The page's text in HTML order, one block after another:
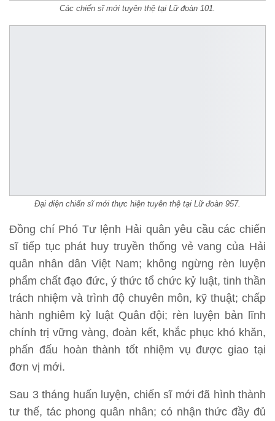
Các chiến sĩ mới tuyên thệ tại Lữ đoàn 101.
Đại diện chiến sĩ mới thực hiện tuyên thệ tại Lữ đoàn 957.
Đồng chí Phó Tư lệnh Hải quân yêu cầu các chiến
sĩ tiếp tục phát huy truyền thống vẻ vang của Hải
quân nhân dân Việt Nam; không ngừng rèn luyện
phẩm chất đạo đức, ý thức tổ chức kỷ luật, tinh thần
trách nhiệm và trình độ chuyên môn, kỹ thuật; chấp
hành nghiêm kỷ luật Quân đội; rèn luyện bản lĩnh
chính trị vững vàng, đoàn kết, khắc phục khó khăn,
phấn đấu hoàn thành tốt nhiệm vụ được giao tại
đơn vị mới.
Sau 3 tháng huấn luyện, chiến sĩ mới đã hình thành
tư thế, tác phong quân nhân; có nhận thức đầy đủ